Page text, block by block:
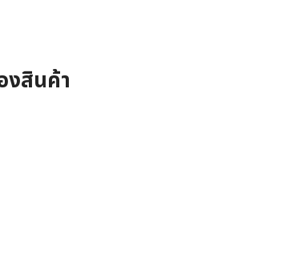
งสินค้า